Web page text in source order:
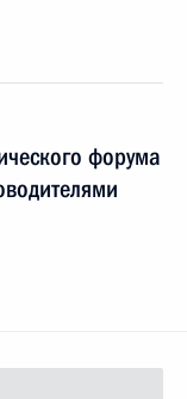
форума